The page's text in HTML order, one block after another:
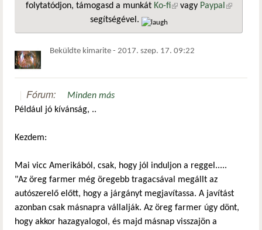
folytatódjon, támogasd a munkát Ko-fi(külső hivatkozás)
vagy Paypal
segítségével.
Beküldte kimarite - 2017. szep. 17. 09:22
Fórum:
Minden más
Például jó kívánság, ..
Kezdem:
Mai vicc Amerikából, csak, hogy jól induljon a reggel.....
"Az öreg farmer még öregebb tragacsával megállt az
autószerelő előtt, hogy a járgányt megjavítassa. A javítást
azonban csak másnapra vállalják. Az öreg farmer úgy dönt,
hogy akkor hazagyalogol, és majd másnap visszajön a